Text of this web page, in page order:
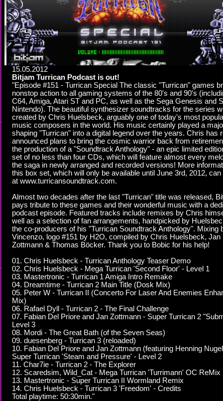
15.05.2012
Bitjam Turrican Podcast is out!
"Episode #151 - Turrican Special The classic "Turrican" games
nonstop action to all gaming systems of the 80's and 90's
C64, Amiga, Atari ST and PC, as well as the Sega Genesis and
Nintendo). The beautiful synthesizer soundtracks for the series
created by Chris Huelsbeck, arguably one of today's most
music composers in the world. His music certainly played a
shaping "Turrican" into a digital legend over the years. Chris has
announced plans to bring the cosmic warrior back from
the production of a "Soundtrack Anthology" - an epic limited
set of no less than four CDs, which will feature almost every
the saga in newly arranged and recorded versions! More
this box set, which will only be available until June 3rd, 2012, can
at www.turricansoundtrack.com.
Almost two decades after the last "Turrican" title was released,
pays tribute to these games and their wonderful music with a
podcast episode. Featured tracks include remixes by Chris
well as a selection of fan arrangements, handpicked by
the co-producers of his "Turrican Soundtrack Anthology". Mixing
Vincenzo, logo #151 by H2O, compiled by Chris Huelsbeck, Jan
Zottmann & Thomas Böcker. Thank you to Bobic for his help!
01. Chris Huelsbeck - Turrican Anthology Teaser Demo
02. Chris Huelsbeck - Mega Turrican 'Second Floor' - Level 1
03. Mastertronic - Turrican 1 Amiga Intro Remake
04. Dreamtime - Turrican 2 Main Title (Dosk Mix)
05. Peter W - Turrican II (Concerto For Laser And Enemies
Mix)
06. Rafael Dyll - Turrican 2 - The Final Challenge
07. Fabian Del Priore and Jan Zottmann - Super Turrican 2
Level 3
08. Mordi - The Great Bath (of the Seven Seas)
09. duesenberg - Turrican 3 (reloaded)
10. Fabian Del Priore and Jan Zottmann (featuring Henning
Super Turrican 'Steam and Pressure' - Level 2
11. Char7ie - Turrican 2 - The Explorer
12. Scaredsim, Wild_Cat - Mega Turrican 'Turrimann' OC ReMix
13. Mastertronic - Super Turrican II Wormland Remix
14. Chris Huelsbeck - Turrican 3 'Freedom' - Credits
Total playtime: 50:30min."